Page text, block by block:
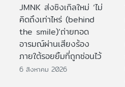
JMNK ส่งซิงเกิลใหม่ ‘ไม่
คิดถึงเท่าไหร่ (behind
the smile)’ถ่ายทอด
อารมณ์ผ่านเสียงร้อง
ภายใต้รอยยิ้มที่ถูกซ่อนไว้
6 สิงหาคม 2026